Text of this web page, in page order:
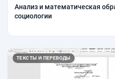
Анализ и математическая
социологии
ТЕКСТЫ И ПЕРЕВОДЫ